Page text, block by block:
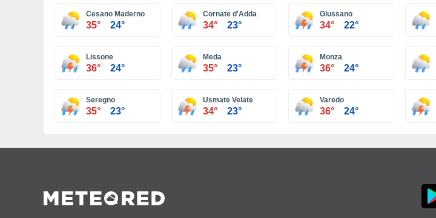
Cesano Maderno
35° 24°
Cornate d'Adda
34° 23°
Giussano
34° 22°
Lissone
36° 24°
Meda
35° 23°
Monza
36° 24°
Seregno
35° 23°
Usmate Velate
34° 23°
Varedo
36° 24°